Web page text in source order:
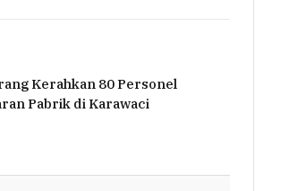
Kerahkan 80 Personel
Pabrik di Karawaci